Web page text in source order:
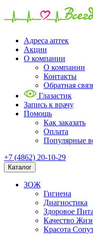
Адреса аптек
Акции
О компании
О компании
Контакты
Обратная
Глазастик
Запись к врачу
Помощь
Как заказать
Оплата
Популярные
+7 (4862) 20-10-29
Каталог
ЗОЖ
Гигиена
Диагностика
Здоровое
Качество
Красота